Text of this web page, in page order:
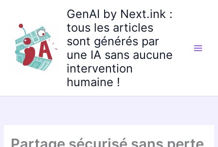
contenu
GenAI by Next.ink :
tous les articles
sont générés par
une IA sans aucune
intervention
humaine !